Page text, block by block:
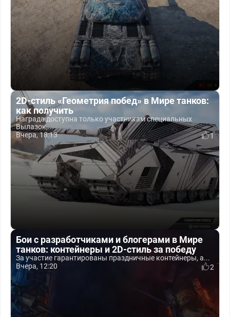
2D-стиль «Геометрия побед» в Мире танков:
как получить
Награда доступна только участникам специальных
Вылазок,...
Вчера, 18:13
1
Бои с разработчиками и блогерами в Мире
танков: контейнеры и 2D-стиль за победу
За участие гарантированы праздничные контейнеры, а...
Вчера, 12:20
2